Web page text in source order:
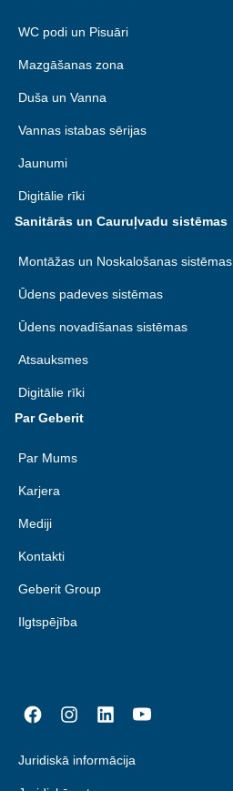
WC podi un Pisuāri
Mazgāšanas zona
Duša un Vanna
Vannas istabas sērijas
Jaunumi
Digitālie rīki
Sanitārās un Cauruļvadu sistēmas
Montāžas un Noskalošanas sistēmas
Ūdens padeves sistēmas
Ūdens novadīšanas sistēmas
Atsauksmes
Digitālie rīki
Par Geberit
Par Mums
Karjera
Mediji
Kontakti
Geberit Group
Ilgtspējība
Juridiskā informācija